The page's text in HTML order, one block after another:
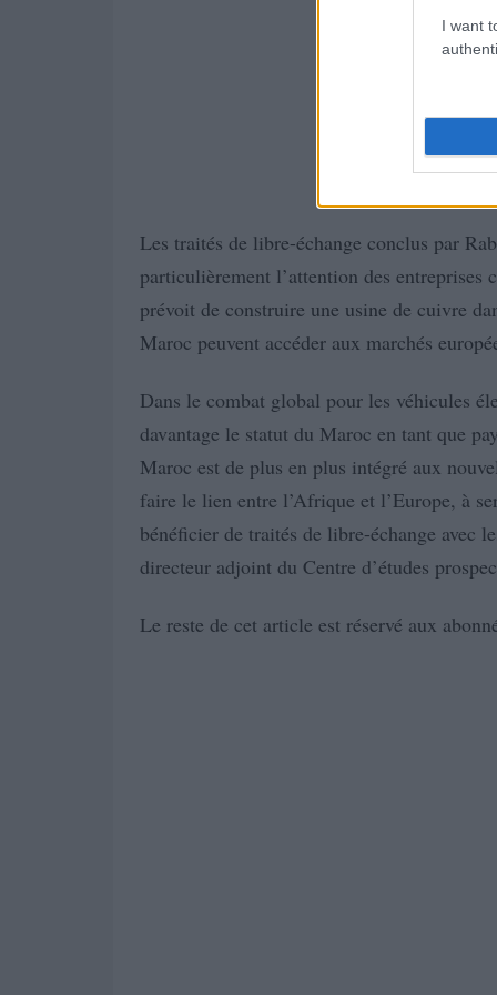
I want
Les traités de libre-échange conclus par
particulièrement l’attention des
prévoit de construire une usine de cuivre
Maroc peuvent accéder aux marchés
Dans le combat global pour les véhicules
davantage le statut du Maroc en tant que
Maroc est de plus en plus intégré aux
faire le lien entre l’Afrique et l’Europe, à
bénéficier de traités de libre-échange avec
directeur adjoint du Centre d’études
Le reste de cet article est réservé aux